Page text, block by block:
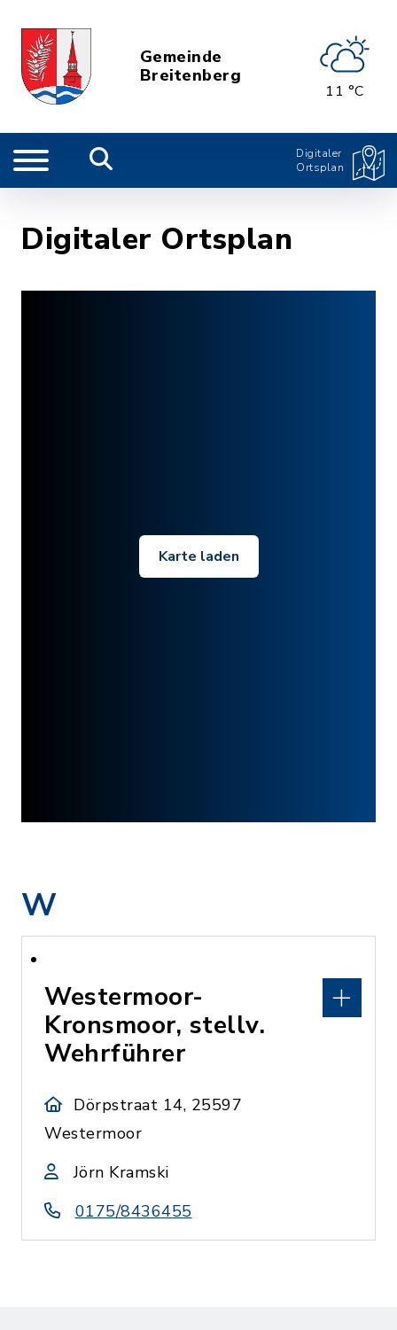
Gemeinde
Breitenberg
11 °C
Digitaler
Ortsplan
Digitaler Ortsplan
Karte laden
W
Westermoor-
Kronsmoor, stellv.
Wehrführer
Dörpstraat 14, 25597
Westermoor
Jörn Kramski
0175/8436455